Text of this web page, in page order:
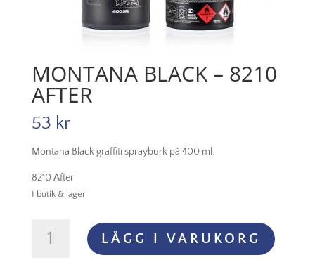
MONTANA BLACK – 8210
AFTER
53 kr
Montana Black graffiti sprayburk på 400 ml.
8210 After
I butik & lager
Black
LÄGG I VARUKORG